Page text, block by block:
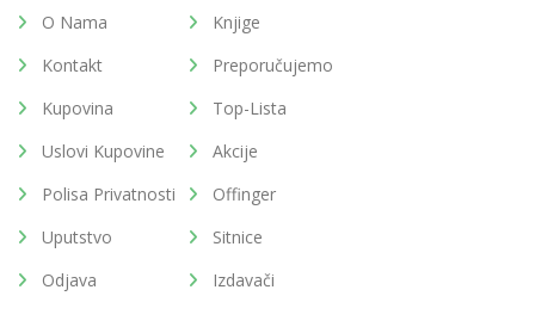
O Nama
Kontakt
Kupovina
Uslovi Kupovine
Polisa Privatnosti
Uputstvo
Odjava
Knjige
Preporučujemo
Top-Lista
Akcije
Offinger
Sitnice
Izdavači